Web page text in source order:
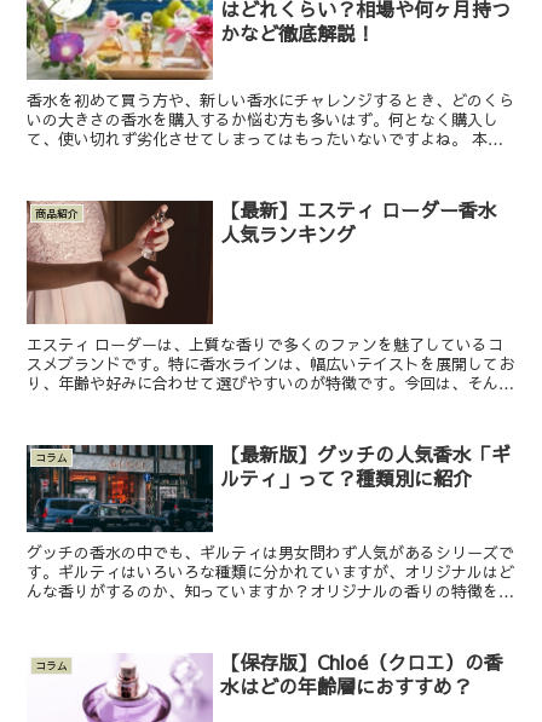
はどれくらい？相場や何ヶ月持つ
かなど徹底解説！
香水を初めて買う方や、新しい香水にチャレンジするとき、どのくら
いの大きさの香水を購入するか悩む方も多いはず。何となく購入し
て、使い切れず劣化させてしまってはもったいないですよね。 本記
商品紹介
【最新】エスティ ローダー香水
人気ランキング
エスティ ローダーは、上質な香りで多くのファンを魅了しているコ
スメブランドです。特に香水ラインは、幅広いテイストを展開してお
り、年齢や好みに合わせて選びやすいのが特徴です。今回は、そんな
コラム
【最新版】グッチの人気香水「ギ
ルティ」って？種類別に紹介
グッチの香水の中でも、ギルティは男女問わず人気があるシリーズで
す。ギルティはいろいろな種類に分かれていますが、オリジナルはど
んな香りがするのか、知っていますか？オリジナルの香りの特徴をお
コラム
【保存版】Chloé（クロエ）の香
水はどの年齢層におすすめ？